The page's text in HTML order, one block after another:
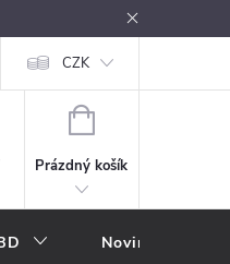
o e-kouření Nákupní rádce
CZK
NÁKUPNÍ
Prázdný košík
Novinky